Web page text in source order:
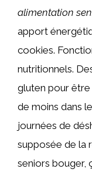
alimentation
apport
cookies.
nutritionnels.
gluten pour
de moins dans
journées de
supposée de la
seniors bouger,